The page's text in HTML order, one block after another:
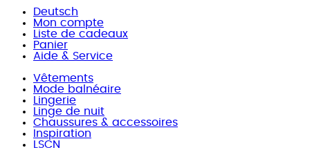
Deutsch
Mon compte
Liste de cadeaux
Panier
Aide & Service
Vêtements
Mode balnéaire
Lingerie
Linge de nuit
Chaussures & accessoires
Inspiration
LSCN